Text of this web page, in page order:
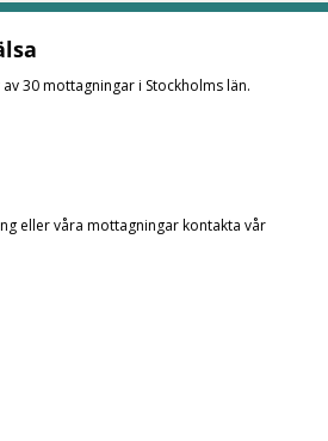
30 mottagningar i Stockholms län.
eller våra mottagningar kontakta vår